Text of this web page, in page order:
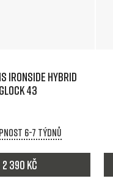
IRONSIDE HYBRID
GLOCK 43
6-7 týdnů
2 390 Kč